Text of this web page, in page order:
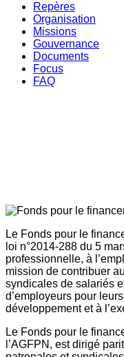
Repères
Organisation
Missions
Gouvernance
Documents
Focus
FAQ
Le Fonds pour le
loi n°2014-288 du 5
professionnelle, à
mission de contribuer
syndicales de salariés
d’employeurs pour
développement et à
Le Fonds pour le
l’AGFPN, est dirigé